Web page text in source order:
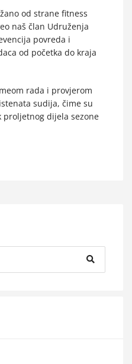
od strane fitness
naš član Udruženja
povreda i
od početka do kraja
rada i provjerom
sudija, čime su
proljetnog dijela sezone